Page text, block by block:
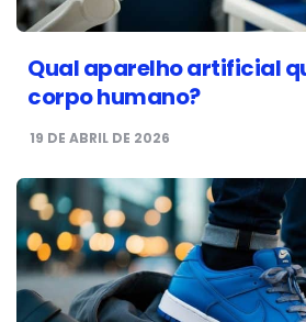
Qual aparelho artificial
corpo humano?
19 DE ABRIL DE 2026